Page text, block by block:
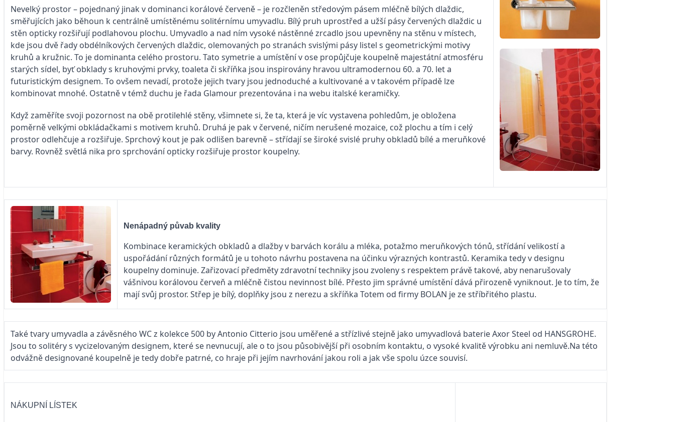
Nevelký prostor – pojednaný jinak v dominanci korálové červeně – je rozčleněn středovým pásem mléčně bílých dlaždic,
směřujících jako běhoun k centrálně umístěnému solitérnímu umyvadlu. Bílý pruh uprostřed a užší pásy červených dlaždic u
stěn opticky rozšiřují podlahovou plochu. Umyvadlo a nad ním vysoké nástěnné zrcadlo jsou upevněny na stěnu v místech,
kde jsou dvě řady obdélníkových červených dlaždic, olemovaných po stranách svislými pásy listel s geometrickými motivy
kruhů a kružnic. To je dominanta celého prostoru. Tato symetrie a umístění v ose propůjčuje koupelně majestátní atmosféru
starých sídel, byť obklady s kruhovými prvky, toaleta či skříňka jsou inspirovány hravou ultramodernou 60. a 70. let a
futuristickým designem. To ovšem nevadí, protože jejich tvary jsou jednoduché a kultivované a v takovém případě lze
kombinovat mnohé. Ostatně v témž duchu je řada Glamour prezentována i na webu italské keramičky.
Když zaměříte svoji pozornost na obě protilehlé stěny, všimnete si, že ta, která je víc vystavena pohledům, je obložena
poměrně velkými obkládačkami s motivem kruhů. Druhá je pak v červené, ničím nerušené mozaice, což plochu a tím i celý
prostor odlehčuje a rozšiřuje. Sprchový kout je pak odlišen barevně – střídají se široké svislé pruhy obkladů bílé a meruňkové
barvy. Rovněž světlá nika pro sprchování opticky rozšiřuje prostor koupelny.
Nenápadný půvab kvality
Kombinace keramických obkladů a dlažby v barvách korálu a mléka, potažmo meruňkových tónů, střídání velikostí a
uspořádání různých formátů je u tohoto návrhu postavena na účinku výrazných kontrastů. Keramika tedy v designu
koupelny dominuje. Zařizovací předměty zdravotní techniky jsou zvoleny s respektem právě takové, aby nenarušovaly
vášnivou korálovou červeň a mléčně čistou nevinnost bílé. Přesto jim správné umístění dává přirozeně vyniknout. Je to tím, že
mají svůj prostor. Střep je bílý, doplňky jsou z nerezu a skříňka Totem od firmy BOLAN je ze stříbřitého plastu.
Také tvary umyvadla a závěsného WC z kolekce 500 by Antonio Citterio jsou uměřené a střízlivé stejně jako umyvadlová baterie Axor Steel od HANSGROHE.
Jsou to solitéry s vycizelovaným designem, které se nevnucují, ale o to jsou působivější při osobním kontaktu, o vysoké kvalitě výrobku ani nemluvě.Na této
odvážně designované koupelně je tedy dobře patrné, co hraje při jejím navrhování jakou roli a jak vše spolu úzce souvisí.
NÁKUPNÍ LÍSTEK